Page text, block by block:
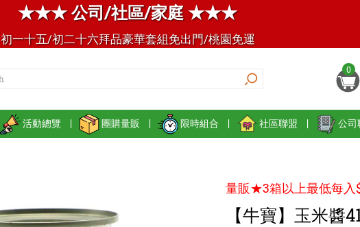
★★★ 公司/社區/家庭 ★★★
初一十五/初二十六拜品豪華套組免出門/桃園免運
0
活動總覽 | 團購量販 | 限時組合 | 社區聯盟 | 公司
量販★3箱以上最低每入
【牛寶】玉米醬